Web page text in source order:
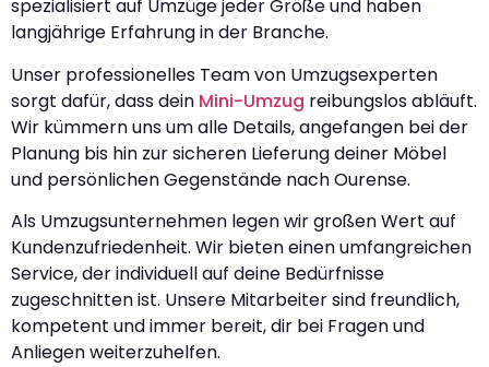
spezialisiert auf Umzüge jeder Größe und haben
langjährige Erfahrung in der Branche.
Unser professionelles Team von Umzugsexperten
sorgt dafür, dass dein Mini-Umzug reibungslos abläuft.
Wir kümmern uns um alle Details, angefangen bei der
Planung bis hin zur sicheren Lieferung deiner Möbel
und persönlichen Gegenstände nach Ourense.
Als Umzugsunternehmen legen wir großen Wert auf
Kundenzufriedenheit. Wir bieten einen umfangreichen
Service, der individuell auf deine Bedürfnisse
zugeschnitten ist. Unsere Mitarbeiter sind freundlich,
kompetent und immer bereit, dir bei Fragen und
Anliegen weiterzuhelfen.